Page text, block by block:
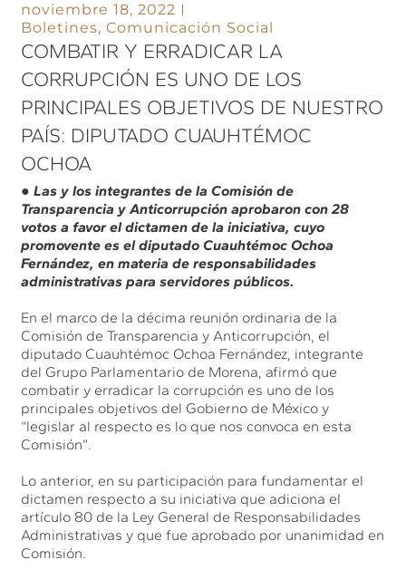
noviembre 18, 2022
Boletines,Comunicación Social
COMBATIR Y ERRADICAR LA
CORRUPCIÓN ES UNO DE LOS
PRINCIPALES OBJETIVOS DE NUESTRO
PAÍS: DIPUTADO CUAUHTÉMOC
OCHOA
● Las y los integrantes de la Comisión de
Transparencia y Anticorrupción aprobaron con 28
votos a favor el dictamen de la iniciativa, cuyo
promovente es el diputado Cuauhtémoc Ochoa
Fernández, en materia de responsabilidades
administrativas para servidores públicos.
En el marco de la décima reunión ordinaria de la
Comisión de Transparencia y Anticorrupción, el
diputado Cuauhtémoc Ochoa Fernández, integrante
del Grupo Parlamentario de Morena, afirmó que
combatir y erradicar la corrupción es uno de los
principales objetivos del Gobierno de México y
“legislar al respecto es lo que nos convoca en esta
Comisión”.
Lo anterior, en su participación para fundamentar el
dictamen respecto a su iniciativa que adiciona el
artículo 80 de la Ley General de Responsabilidades
Administrativas y que fue aprobado por unanimidad en
Comisión.